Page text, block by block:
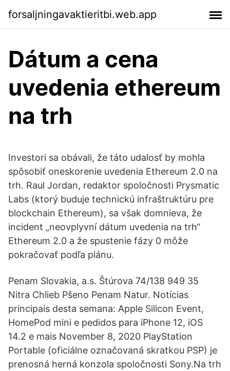
forsaljningavaktieritbi.web.app
Dátum a cena
uvedenia ethereum
na trh
Investori sa obávali, že táto udalosť by mohla
spôsobiť oneskorenie uvedenia Ethereum 2.0 na
trh. Raul Jordan, redaktor spoločnosti Prysmatic
Labs (ktorý buduje technickú infraštruktúru pre
blockchain Ethereum), sa však domnieva, že
incident „neovplyvní dátum uvedenia na trh“
Ethereum 2.0 a že spustenie fázy 0 môže
pokračovať podľa plánu.
Penam Slovakia, a.s. Štúrova 74/138 949 35
Nitra Chlieb Pšeno Penam Natur. Notícias
principais desta semana: Apple Silicon Event,
HomePod mini e pedidos para iPhone 12, iOS
14.2 e mais November 8, 2020 PlayStation
Portable (oficiálne označovaná skratkou PSP) je
prenosná herná konzola spoločnosti Sony.Na trh